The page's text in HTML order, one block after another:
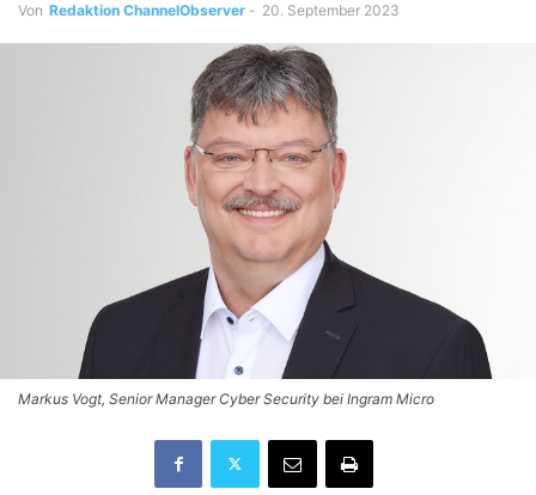
Von Redaktion ChannelObserver - 20. September 2023
Markus Vogt, Senior Manager Cyber Security bei Ingram Micro